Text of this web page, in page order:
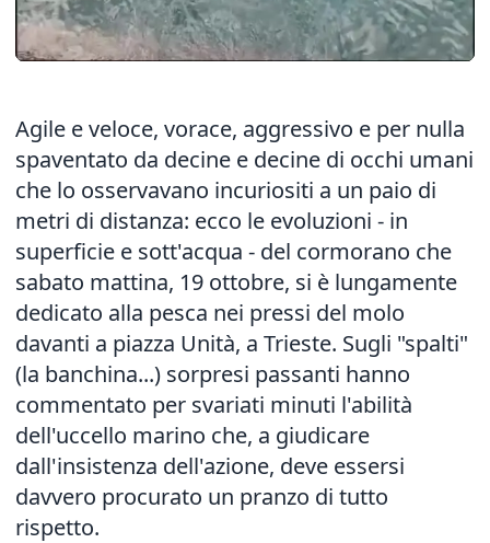
Agile e veloce, vorace, aggressivo e per nulla
spaventato da decine e decine di occhi umani
che lo osservavano incuriositi a un paio di
metri di distanza: ecco le evoluzioni - in
superficie e sott'acqua - del cormorano che
sabato mattina, 19 ottobre, si è lungamente
dedicato alla pesca nei pressi del molo
davanti a piazza Unità, a Trieste. Sugli "spalti"
(la banchina...) sorpresi passanti hanno
commentato per svariati minuti l'abilità
dell'uccello marino che, a giudicare
dall'insistenza dell'azione, deve essersi
davvero procurato un pranzo di tutto
rispetto.